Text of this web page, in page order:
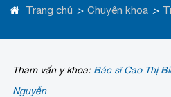
Trang chủ > Chuyên khoa >
Tham vấn y khoa: Bác sĩ Cao Thị
Nguyễn